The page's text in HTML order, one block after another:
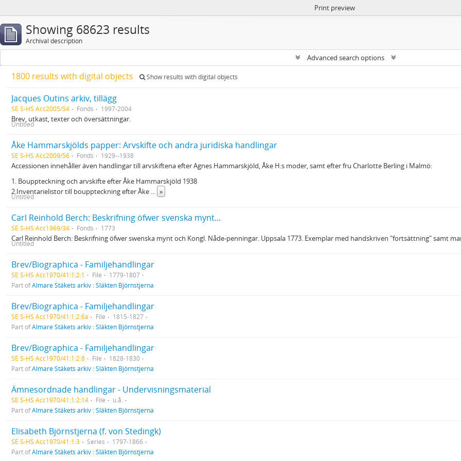
Print preview
Showing 68623 results
Archival description
Advanced search options
1800 results with digital objects Show results with digital objects
Jacques Outins arkiv, tillägg
SE S-HS Acc2005/54 Fonds 1997-2004
Brev, utkast, texter och översättningar.
Untitled
Åke Hammarskjölds papper: Arvskifte och andra juridiska handlingar
SE S-HS Acc2009/56 Fonds 1929--1938
Accessionen innehåller även handlingar till arvskiftena efter Agnes Hammarskjöld, Åke H:s moder, samt efter fru Charlotte Berling i Malmö:
1. Bouppteckning och arvskifte efter Åke Hammarskjöld 1938
2.Inventarielistor till bouppteckning efter Åke ... »
Untitled
Carl Reinhold Berch: Beskrifning öfwer svenska mynt...
SE S-HS Acc1969/34 Fonds 1773
Carl Reinhold Berch: Beskrifning öfwer swenska mynt och Kongl. Nåde-penningar. Uppsala 1773. Exemplar med handskriven "fortsättning" samt
Untitled
Brev/Biographica - Familjehandlingar
SE S-HS Acc1970/41:1:2:1 File
1779-1807
Part ofAlmare Stäkets arkiv : Släkten Björnstjerna
Brev/Biographica - Familjehandlingar
SE S-HS Acc1970/41:1:2:6a File
1815-1827
Part ofAlmare Stäkets arkiv : Släkten Björnstjerna
Brev/Biographica - Familjehandlingar
SE S-HS Acc1970/41:1:2:8 File
1828-1830
Part ofAlmare Stäkets arkiv : Släkten Björnstjerna
Ämnesordnade handlingar - Undervisningsmaterial
SE S-HS Acc1970/41:1:2:14 File
u.å.
Part ofAlmare Stäkets arkiv : Släkten Björnstjerna
Elisabeth Björnstjerna (f. von Stedingk)
SE S-HS Acc1970/41:1:3 Series
1797-1866
Part ofAlmare Stäkets arkiv : Släkten Björnstjerna